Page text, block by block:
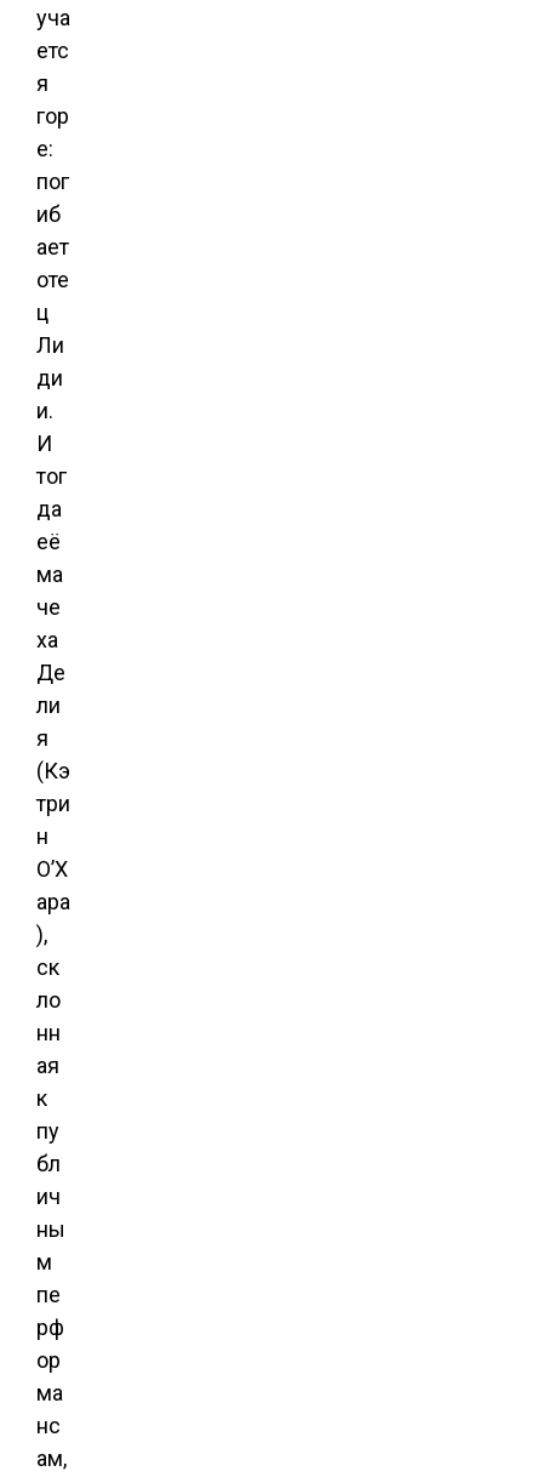
уча
етс
я
гор
е:
пог
иб
ает
оте
ц
Ли
ди
и.
И
тог
да
её
ма
че
ха
Де
ли
я
(Кэ
три
н
О’Х
ара
),
ск
ло
нн
ая
к
пу
бл
ич
ны
м
пе
рф
ор
ма
нс
ам,